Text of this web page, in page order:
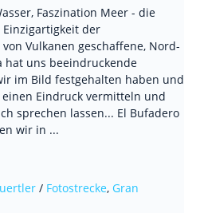
Faszination Meer - die
der
Vulkanen geschaffene, Nord-
hat uns beeindruckende
im Bild festgehalten haben und
Eindruck vermitteln und
sprechen lassen... El Bufadero
wir in ...
/ Fotostrecke, Gran